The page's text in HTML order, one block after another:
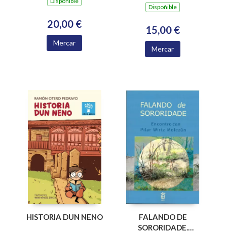
20,00 €
Mercar
HOMOFOBIA E A
IGREXA
Dispoñible
15,00 €
Mercar
HISTORIA DUN NENO
FALANDO DE
SORORIDADE.